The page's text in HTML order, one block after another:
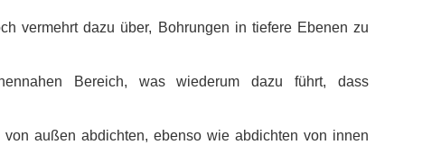
vermehrt dazu über, Bohrungen in tiefere Ebenen zu
Bereich, was wiederum dazu führt, dass
außen abdichten, ebenso wie abdichten von innen